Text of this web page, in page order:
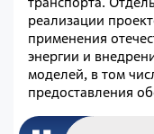
реализации
применения
энергии и
моделей, в том
предоставления